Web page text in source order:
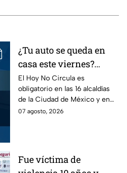
¿Tu auto se queda en
casa este viernes?
Revisa el Hoy No
Circula de este 7 de
agosto
El Hoy No Circula es
obligatorio en las 16 alcaldías
de la Ciudad de México y en
los municipios conurbados del
07 agosto, 2026
Fue víctima de